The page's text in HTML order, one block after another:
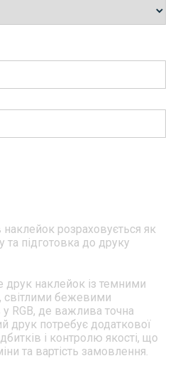
наклейок розраховується як
та підготовка до друку
наклейок із темними
світлими бежевими
у RGB, де важлива точна
друк потребує додаткової
і контролю якості, що
та вартість замовлення.